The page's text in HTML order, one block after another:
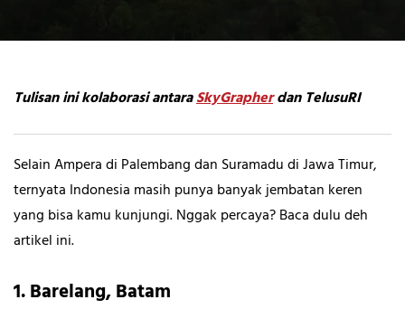
Tulisan ini kolaborasi antaraSkyGrapherdan TelusuRI
Selain Ampera di Palembang dan Suramadu di Jawa Timur,
ternyata Indonesia masih punya banyak jembatan keren
yang bisa kamu kunjungi. Nggak percaya? Baca dulu deh
artikel ini.
1. Barelang, Batam